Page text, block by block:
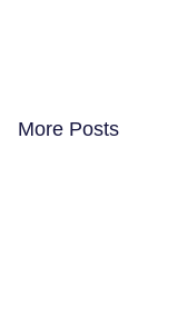
More Posts